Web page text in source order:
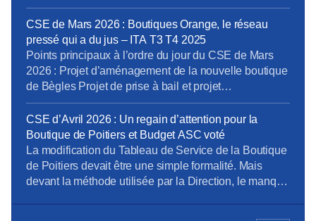
T3 T4 2025 CSE Extra d’Avril 2025 (rappel) : La
médecine du Travail au chevet des salariés bien
patients de la DO GSO CSE d’Avril […]
CSE de Mars 2026 : Boutiques Orange, le réseau
pressé qui a du jus – ITA T3 T4 2025
Points principaux à l’ordre du jour du CSE de Mars
2026 : Projet d’aménagement de la nouvelle boutique
de Bègles Projet de prise à bail et projet
d’aménagement d’un local commercial dans la
galerie commerciale Beaulieu à Poitiers Le projet
d’ouvertures exceptionnelles des boutiques de l’AD
OC et de l’AD SO les dimanches en 2026 et […]
CSE d’Avril 2026 : Un regain d’attention pour la
Boutique de Poitiers et Budget ASC voté
La modification du Tableau de Service de la Boutique
de Poitiers devait être une simple formalité. Mais
devant la méthode utilisée par la Direction, le manque